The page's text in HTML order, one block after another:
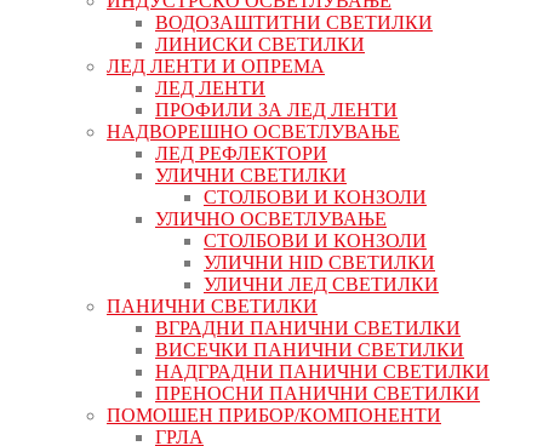
ВОДОЗАШТИТНИ СВЕТИЛКИ
ЛИНИСКИ СВЕТИЛКИ
ЛЕД ЛЕНТИ И ОПРЕМА
ЛЕД ЛЕНТИ
ПРОФИЛИ ЗА ЛЕД ЛЕНТИ
НАДВОРЕШНО ОСВЕТЛУВАЊЕ
ЛЕД РЕФЛЕКТОРИ
УЛИЧНИ СВЕТИЛКИ
СТОЛБОВИ И КОНЗОЛИ
УЛИЧНО ОСВЕТЛУВАЊЕ
СТОЛБОВИ И КОНЗОЛИ
УЛИЧНИ HID СВЕТИЛКИ
УЛИЧНИ ЛЕД СВЕТИЛКИ
ПАНИЧНИ СВЕТИЛКИ
ВГРАДНИ ПАНИЧНИ СВЕТИЛКИ
ВИСЕЧКИ ПАНИЧНИ СВЕТИЛКИ
НАДГРАДНИ ПАНИЧНИ СВЕТИЛКИ
ПРЕНОСНИ ПАНИЧНИ СВЕТИЛКИ
ПОМОШЕН ПРИБОР/КОМПОНЕНТИ
ГРЛА